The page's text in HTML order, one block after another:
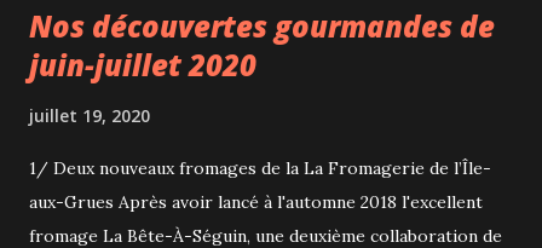
Nos découvertes gourmandes de
juin-juillet 2020
juillet 19, 2020
1/ Deux nouveaux fromages de la La Fromagerie de l’Île-
aux-Grues Après avoir lancé à l'automne 2018 l'excellent
fromage La Bête-À-Séguin, une deuxième collaboration de